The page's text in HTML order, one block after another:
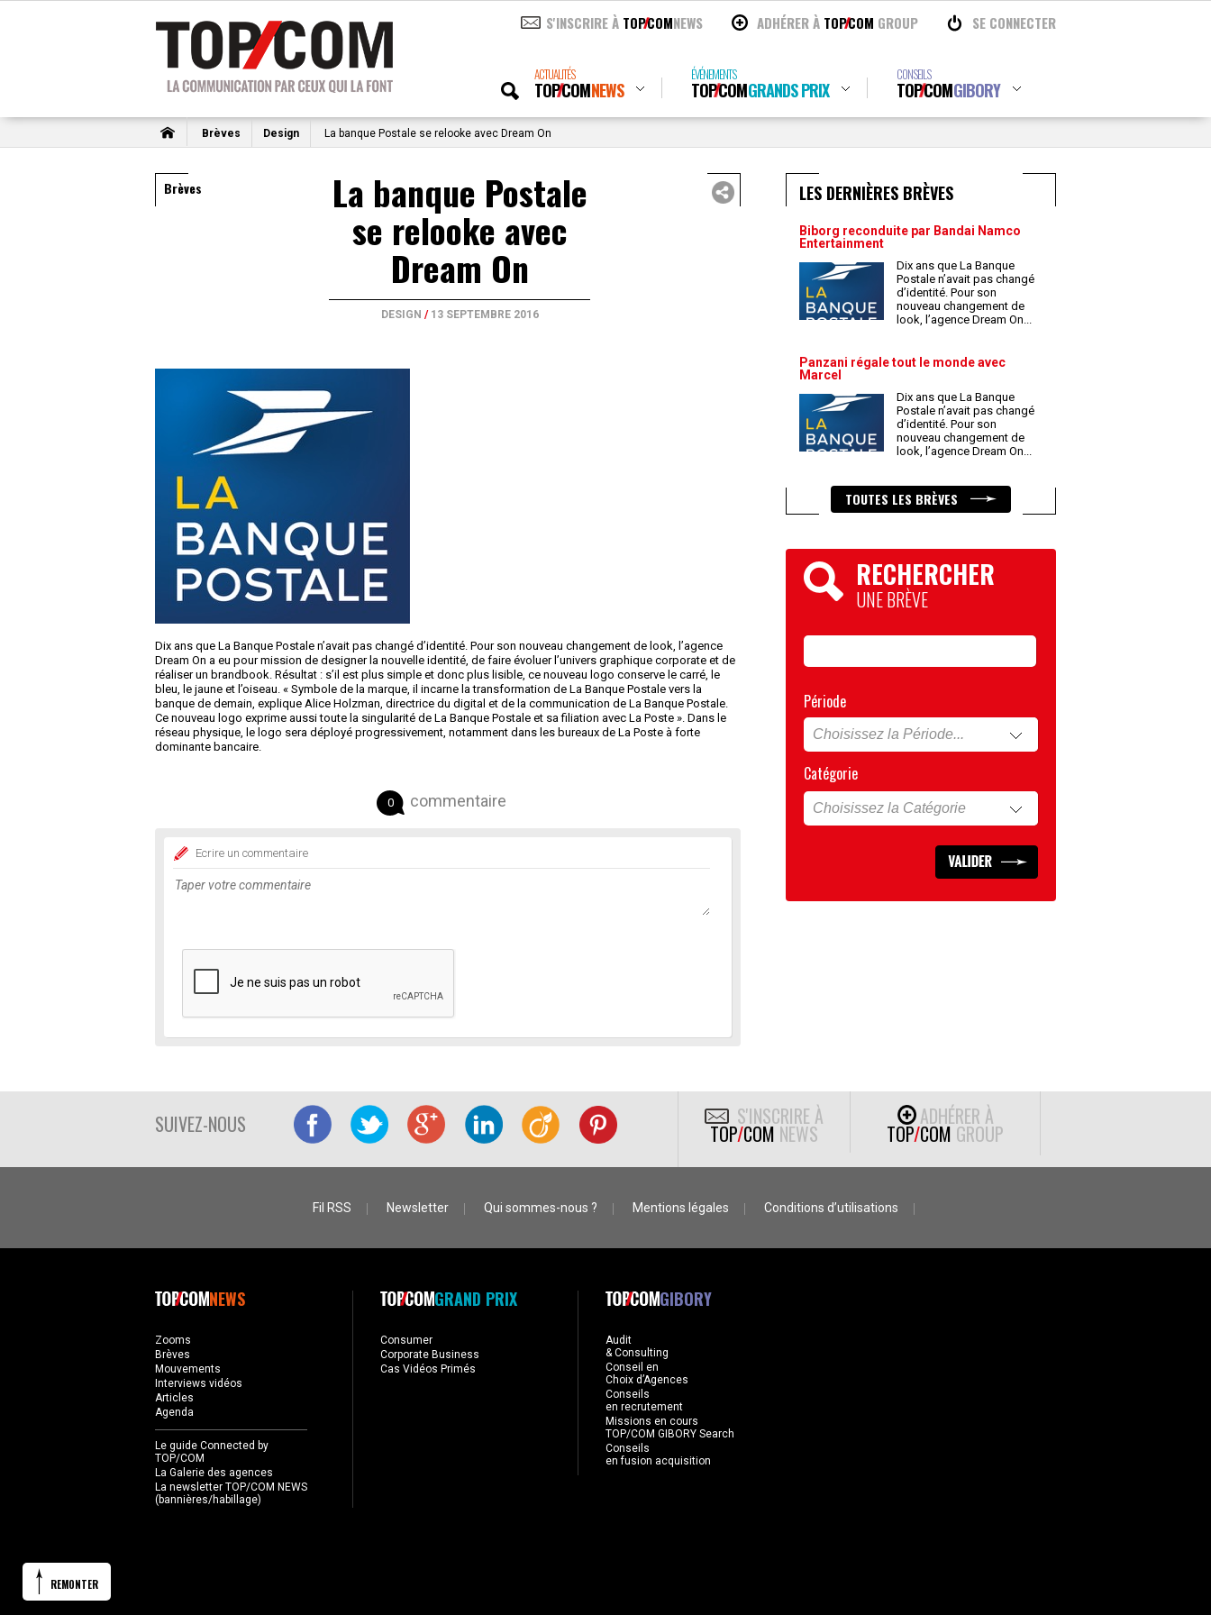
S'INSCRIRE À TOPCOMNEWS ADHÉRER À TOPCOM GROUP SE CONNECTER
ACTUALITÉS
TOPCOMNEWS
ÉVÉNEMENTS
TOPCOMGRANDS PRIX
CONSEILS
TOPCOMGIBORY
Brèves Design La banque Postale se relooke avec Dream On
Brèves La banque Postale
se relooke avec
Dream On
DESIGN / 13 SEPTEMBRE 2016
Dix ans que La Banque Postale n’avait pas changé d’identité. Pour son nouveau changement de look, l’agence
Dream On a eu pour mission de designer la nouvelle identité, de faire évoluer l’univers graphique corporate et de
réaliser un brandbook. Résultat : s’il est plus simple et donc plus lisible, ce nouveau logo conserve le carré, le
bleu, le jaune et l’oiseau. « Symbole de la marque, il incarne la transformation de La Banque Postale vers la
banque de demain, explique Alice Holzman, directrice du digital et de la communication de La Banque Postale.
Ce nouveau logo exprime aussi toute la singularité de La Banque Postale et sa filiation avec La Poste ». Dans le
réseau physique, le logo sera déployé progressivement, notamment dans les bureaux de La Poste à forte
dominante bancaire.
0 commentaire
Ecrire un commentaire
LES DERNIÈRES BRÈVES
Biborg reconduite par Bandai Namco
Entertainment
Dix ans que La Banque
Postale n’avait pas changé
d’identité. Pour son
nouveau changement de
look, l’agence Dream On...
Panzani régale tout le monde avec
Marcel
Dix ans que La Banque
Postale n’avait pas changé
d’identité. Pour son
nouveau changement de
look, l’agence Dream On...
TOUTES LES BRÈVES
RECHERCHER
UNE BRÈVE
Période
Catégorie
SUIVEZ-NOUS S'INSCRIRE À
TOP/COM NEWS
ADHÉRER À
TOP/COM GROUP
Fil RSS Newsletter Qui sommes-nous ? Mentions légales Conditions d’utilisations
NEWS
Zooms
Brèves
Mouvements
Interviews vidéos
Articles
Agenda
Le guide Connected by
TOP/COM
La Galerie des agences
La newsletter TOP/COM NEWS
(bannières/habillage)
GRAND PRIX
Consumer
Corporate Business
Cas Vidéos Primés
GIBORY
Audit
& Consulting
Conseil en
Choix d’Agences
Conseils
en recrutement
Missions en cours
TOP/COM GIBORY Search
Conseils
en fusion acquisition
REMONTER